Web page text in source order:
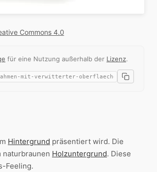
Commons 4.0
für eine Nutzung außerhalb der Lizenz.
Hintergrund präsentiert wird. Die
naturbraunen Holzuntergrund. Diese
Feeling.